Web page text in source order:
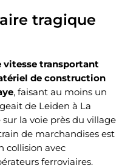
tragique
vitesse transportant
de construction
, faisant au moins un
de Leiden à La
la voie près du village
de marchandises est
collision avec
ferroviaires.